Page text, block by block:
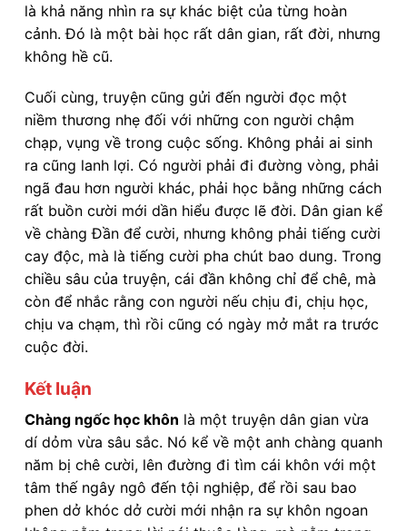
là khả năng nhìn ra sự khác biệt của từng hoàn
cảnh. Đó là một bài học rất dân gian, rất đời, nhưng
không hề cũ.
Cuối cùng, truyện cũng gửi đến người đọc một
niềm thương nhẹ đối với những con người chậm
chạp, vụng về trong cuộc sống. Không phải ai sinh
ra cũng lanh lợi. Có người phải đi đường vòng, phải
ngã đau hơn người khác, phải học bằng những cách
rất buồn cười mới dần hiểu được lẽ đời. Dân gian kể
về chàng Đần để cười, nhưng không phải tiếng cười
cay độc, mà là tiếng cười pha chút bao dung. Trong
chiều sâu của truyện, cái đần không chỉ để chê, mà
còn để nhắc rằng con người nếu chịu đi, chịu học,
chịu va chạm, thì rồi cũng có ngày mở mắt ra trước
cuộc đời.
Kết luận
Chàng ngốc học khôn là một truyện dân gian vừa
dí dỏm vừa sâu sắc. Nó kể về một anh chàng quanh
năm bị chê cười, lên đường đi tìm cái khôn với một
tâm thế ngây ngô đến tội nghiệp, để rồi sau bao
phen dở khóc dở cười mới nhận ra sự khôn ngoan